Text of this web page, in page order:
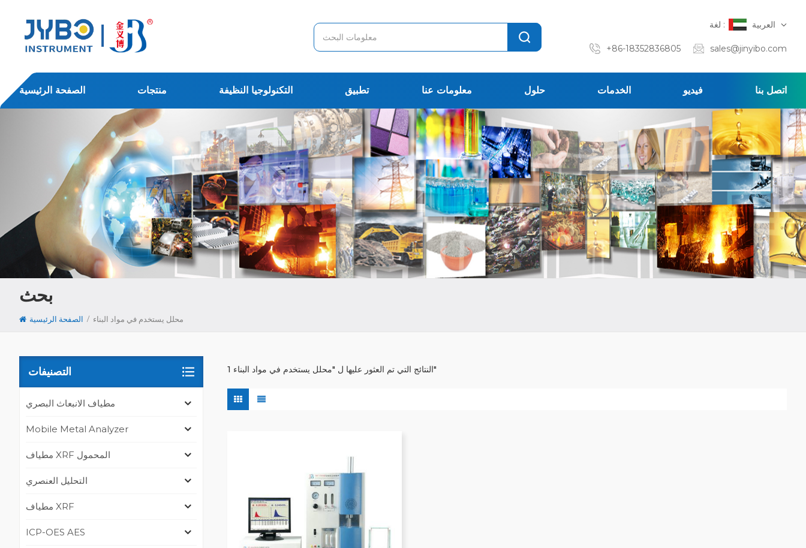
لغة : العربية
+86-18352836805 sales@jinyibo.com
الصفحة الرئيسية منتجات التكنولوجيا النظيفة تطبيق معلومات عنا حلول الخدمات فيديو اتصل بنا
بحث
الصفحة الرئيسية / محلل يستخدم في مواد البناء
التصنيفات
مطياف الانبعاث البصري
Mobile Metal Analyzer
مطياف XRF المحمول
التحليل العنصري
مطياف XRF
ICP-OES AES
1 النتائج التي تم العثور عليها ل "محلل يستخدم في مواد البناء"